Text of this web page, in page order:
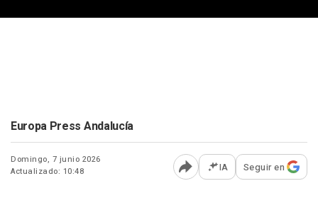
Europa Press Andalucía
Domingo, 7 junio 2026
Actualizado: 10:48
Abrir opciones para
IA Seguir en